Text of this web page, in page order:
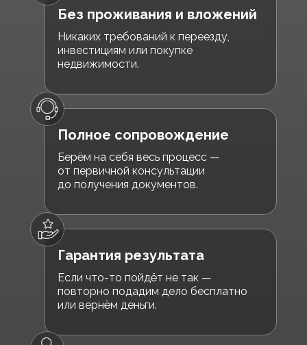
Никаких требований к переезду,
инвестициям или покупке
недвижимости.
Без проживания и вложений
Берём на себя весь процесс —
от первичной консультации
до получения документов.
Полное сопровождение
Если что-то пойдёт не так —
повторно подадим дело бесплатно
или вернём деньги.
Гарантия результата